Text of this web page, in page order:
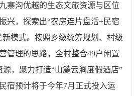
寨沟优越的生态文旅资源与区位
兴，探索出“农房连片盘活+民宿
模式。按照乡级统筹规划、村级
管理的思路，全村整合49户闲置
，聚力打造“山麓云涧度假酒店”
宿预计将于今年7月正式投入运